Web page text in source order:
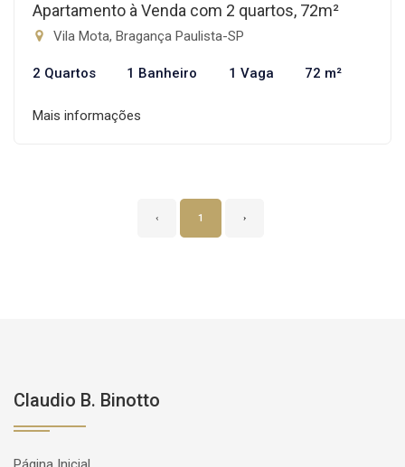
Apartamento à Venda com 2 quartos, 72m²
Vila Mota, Bragança Paulista-SP
2 Quartos 1 Banheiro 1 Vaga 72 m²
Mais informações
‹ 1 ›
Claudio B. Binotto